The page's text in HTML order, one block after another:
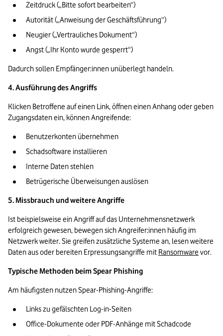
Zeitdruck („Bitte sofort bearbeiten“)
Autorität („Anweisung der Geschäftsführung“)
Neugier („Vertrauliches Dokument“)
Angst („Ihr Konto wurde gesperrt“)
Dadurch sollen Empfänger:innen unüberlegt handeln.
4. Ausführung des Angriffs
Klicken Betroffene auf einen Link, öffnen einen Anhang oder geben
Zugangsdaten ein, können Angreifende:
Benutzerkonten übernehmen
Schadsoftware installieren
Interne Daten stehlen
Betrügerische Überweisungen auslösen
5. Missbrauch und weitere Angriffe
Ist beispielsweise ein Angriff auf das Unternehmensnetzwerk
erfolgreich gewesen, bewegen sich Angreifer:innen häufig im
Netzwerk weiter. Sie greifen zusätzliche Systeme an, lesen weitere
Daten aus oder bereiten Erpressungsangriffe mit Ransomware vor.
Typische Methoden beim Spear Phishing
Am häufigsten nutzen Spear-Phishing-Angriffe:
Links zu gefälschten Log-in-Seiten
Office-Dokumente oder PDF-Anhänge mit Schadcode